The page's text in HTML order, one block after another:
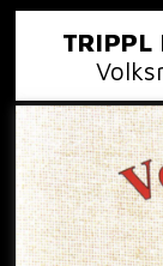
TRIPPL